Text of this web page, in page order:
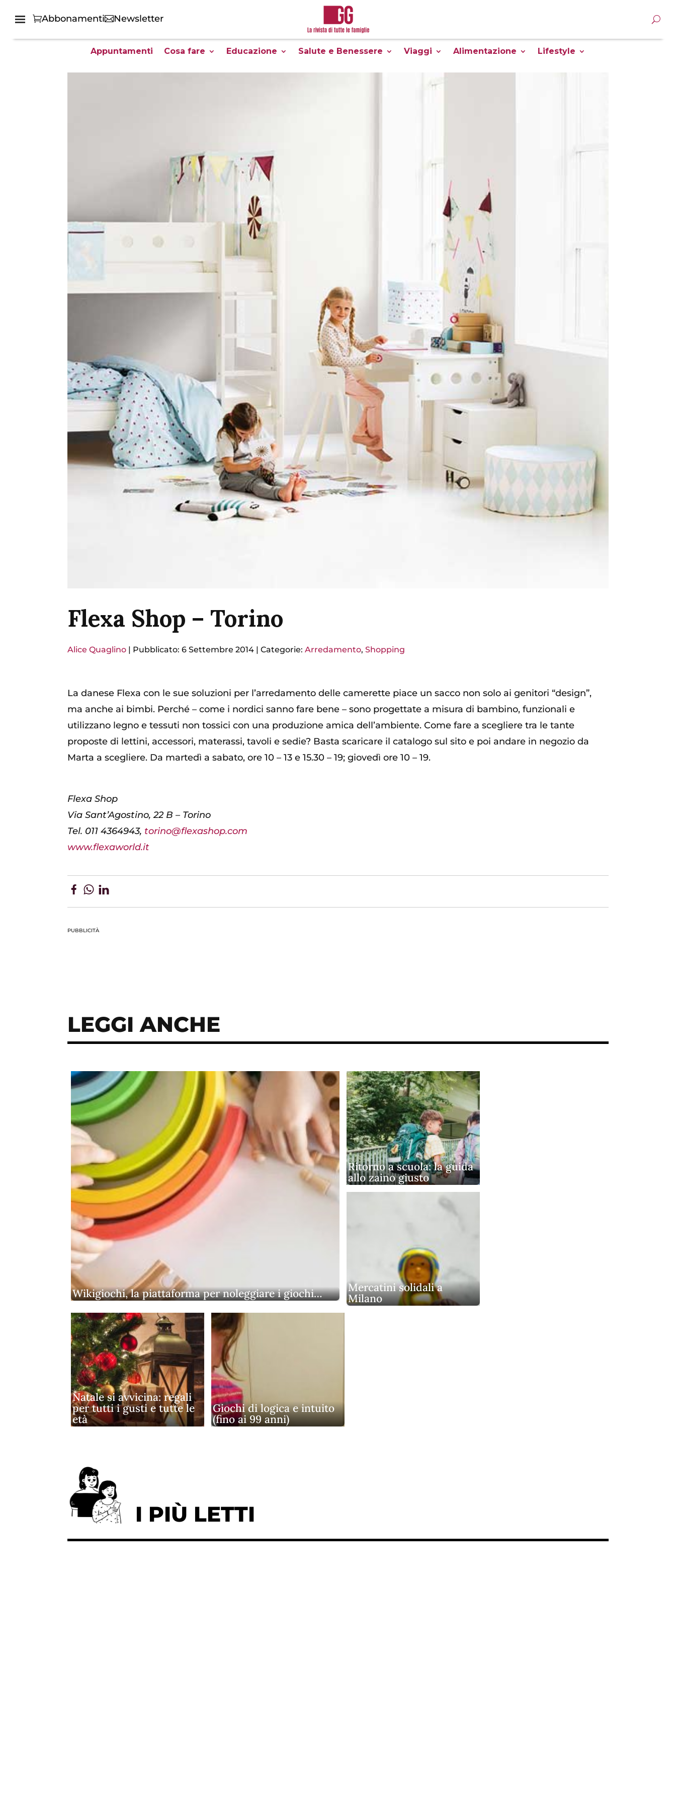
Abbonamenti Newsletter
Appuntamenti Cosa fare Educazione Salute e Benessere Viaggi Alimentazione Lifestyle
Flexa Shop – Torino
Alice Quaglino | Pubblicato: 6 Settembre 2014 |Categorie:Arredamento,Shopping
La danese Flexa con le sue soluzioni per l’arredamento delle camerette piace un sacco non solo ai genitori “design”,
ma anche ai bimbi. Perché – come i nordici sanno fare bene – sono progettate a misura di bambino, funzionali e
utilizzano legno e tessuti non tossici con una produzione amica dell’ambiente. Come fare a scegliere tra le tante
proposte di lettini, accessori, materassi, tavoli e sedie? Basta scaricare il catalogo sul sito e poi andare in negozio da
Marta a scegliere. Da martedì a sabato, ore 10 – 13 e 15.30 – 19; giovedì ore 10 – 19.
Flexa Shop
Via Sant’Agostino, 22 B – Torino
Tel. 011 4364943, torino@flexashop.com
www.flexaworld.it
PUBBLICITÀ
LEGGI ANCHE
Wikigiochi, la piattaforma per noleggiare i giochi…
Ritorno a scuola: la guida
allo zaino giusto
Mercatini solidali a
Milano
Natale si avvicina: regali
per tutti i gusti e tutte le
età
Giochi di logica e intuito
(fino ai 99 anni)
I PIÙ LETTI